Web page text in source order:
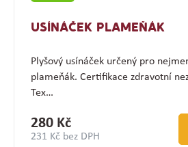
USÍNÁČEK PLAMEŇÁK
Plyšový usínáček určený pro
plameňák. Certifikace zdravotní
Tex…
280 Kč
231 Kč bez DPH